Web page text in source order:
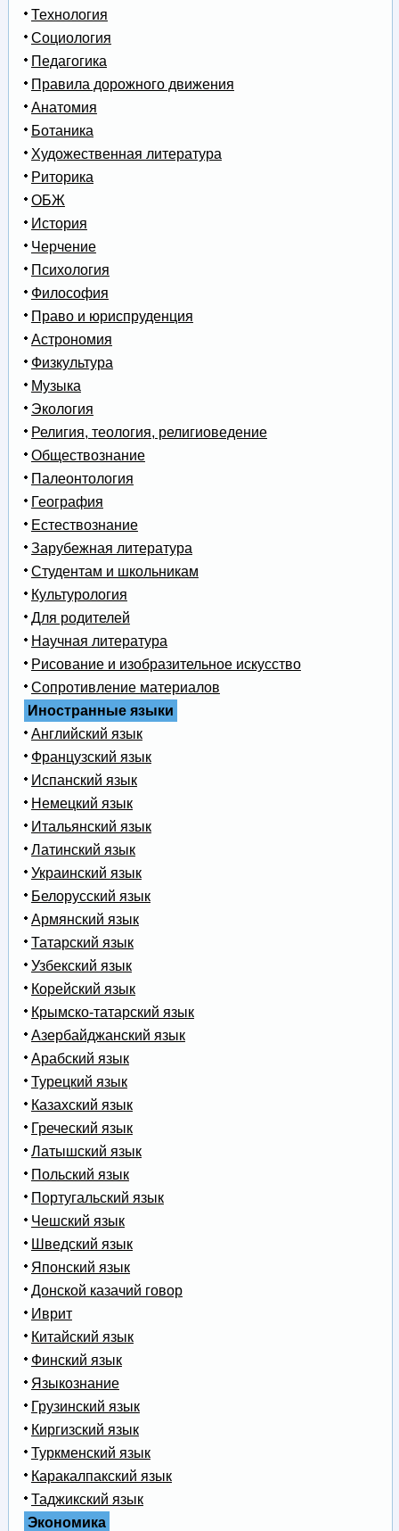
Технология
Социология
Педагогика
Правила дорожного движения
Анатомия
Ботаника
Художественная литература
Риторика
ОБЖ
История
Черчение
Психология
Философия
Право и юриспруденция
Астрономия
Физкультура
Музыка
Экология
Религия, теология, религиоведение
Обществознание
Палеонтология
География
Естествознание
Зарубежная литература
Студентам и школьникам
Культурология
Для родителей
Научная литература
Рисование и изобразительное искусство
Сопротивление материалов
Иностранные языки
Английский язык
Французский язык
Испанский язык
Немецкий язык
Итальянский язык
Латинский язык
Украинский язык
Белорусский язык
Армянский язык
Татарский язык
Узбекский язык
Корейский язык
Крымско-татарский язык
Азербайджанский язык
Арабский язык
Турецкий язык
Казахский язык
Греческий язык
Латышский язык
Польский язык
Португальский язык
Чешский язык
Шведский язык
Японский язык
Донской казачий говор
Иврит
Китайский язык
Финский язык
Языкознание
Грузинский язык
Киргизский язык
Туркменский язык
Каракалпакский язык
Таджикский язык
Экономика